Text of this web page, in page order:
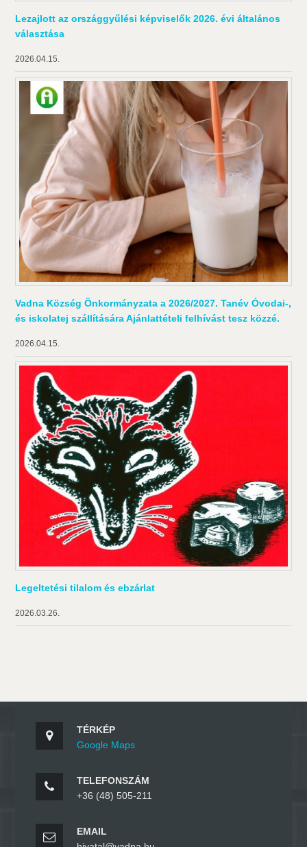
Lezajlott az országgyűlési képviselők 2026. évi általános
választása
2026.04.15.
Vadna Község Önkormányzata a 2026/2027. Tanév Óvodai-,
és iskolatej szállítására Ajánlattételi felhívást tesz közzé.
2026.04.15.
Legeltetési tilalom és ebzárlat
2026.03.26.
TÉRKÉP
Google Maps
TELEFONSZÁM
+36 (48) 505-211
EMAIL